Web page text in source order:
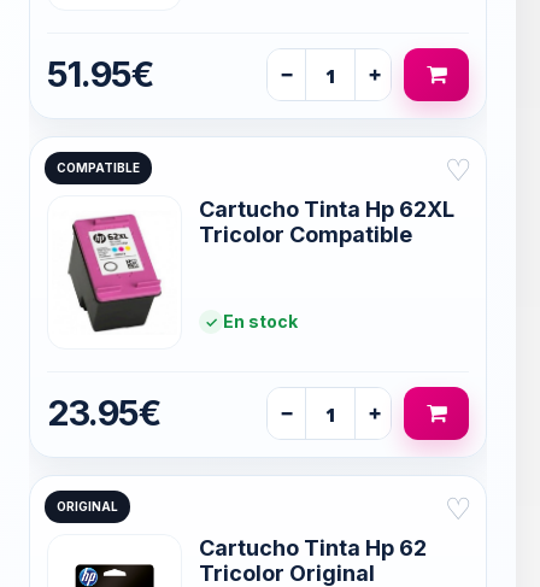
51.95€ − +
COMPATIBLE ♡
Cartucho Tinta Hp 62XL
Tricolor Compatible
En stock
23.95€ − +
ORIGINAL ♡
Cartucho Tinta Hp 62
Tricolor Original